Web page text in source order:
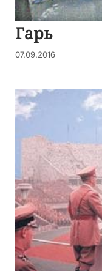
Гарь
07.09.2016